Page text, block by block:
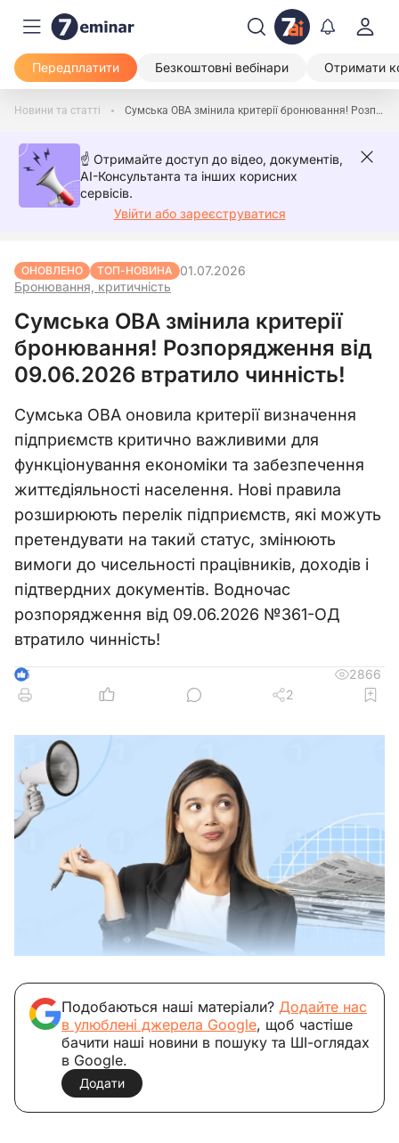
Передплатити Безкоштовні вебінари Отримати
Новини та статті Сумська ОВА змінила критерії бронювання! Розпорядження від 09.06.2026 втратило чинність!
☝️ Отримайте доступ до відео, документів,
AI-Консультанта та інших корисних
сервісів.
Увійти або зареєструватися
ОНОВЛЕНО ТОП-НОВИНА
Бронювання, критичність
01.07.2026
Сумська ОВА змінила критерії
бронювання! Розпорядження від
09.06.2026 втратило чинність!
Сумська ОВА оновила критерії визначення
підприємств критично важливими для
функціонування економіки та забезпечення
життєдіяльності населення. Нові правила
розширюють перелік підприємств, які можуть
претендувати на такий статус, змінюють
вимоги до чисельності працівників, доходів і
підтвердних документів. Водночас
розпорядження від 09.06.2026 №361-ОД
втратило чинність!
5
2866
2
Подобаються наші матеріали? Додайте нас
в улюблені джерела Google, щоб частіше
бачити наші новини в пошуку та ШІ-оглядах
в Google.
Додати